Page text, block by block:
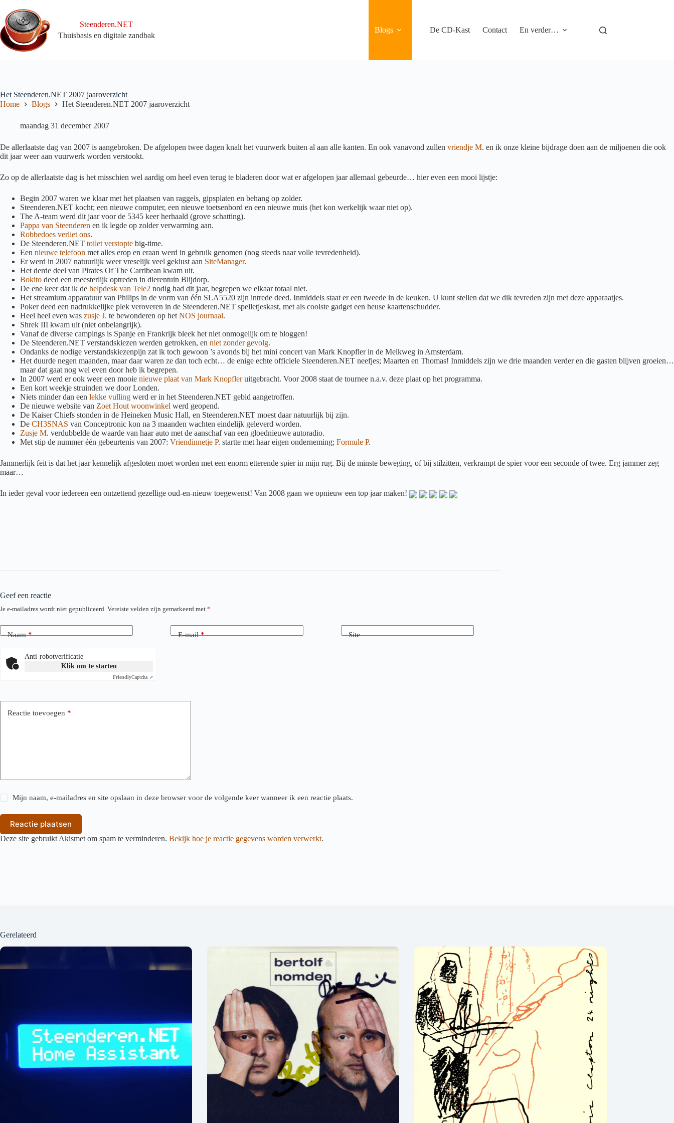
naar
de
inhoud
Steenderen.NET
Thuisbasis en digitale zandbak
Blogs De CD-Kast Contact En verder…
Het Steenderen.NET 2007 jaaroverzicht
Home
Blogs Het Steenderen.NET 2007 jaaroverzicht
maandag 31 december 2007
De allerlaatste dag van 2007 is aangebroken. De afgelopen twee dagen knalt het vuurwerk buiten al aan alle kanten. En ook vanavond zullen vriendje M. en ik onze kleine bijdrage doen aan de miljoenen die ook
dit jaar weer aan vuurwerk worden verstookt.
Zo op de allerlaatste dag is het misschien wel aardig om heel even terug te bladeren door wat er afgelopen jaar allemaal gebeurde… hier even een mooi lijstje:
Begin 2007 waren we klaar met het plaatsen van raggels, gipsplaten en behang op zolder.
Steenderen.NET kocht; een nieuwe computer, een nieuwe toetsenbord en een nieuwe muis (het kon werkelijk waar niet op).
The A-team werd dit jaar voor de 5345 keer herhaald (grove schatting).
Pappa van Steenderen en ik legde op zolder verwarming aan.
Robbedoes verliet ons.
De Steenderen.NET toilet verstopte big-time.
Een nieuwe telefoon met alles erop en eraan werd in gebruik genomen (nog steeds naar volle tevredenheid).
Er werd in 2007 natuurlijk weer vreselijk veel geklust aan SiteManager.
Het derde deel van Pirates Of The Carribean kwam uit.
Bokito deed een meesterlijk optreden in dierentuin Blijdorp.
De ene keer dat ik de helpdesk van Tele2 nodig had dit jaar, begrepen we elkaar totaal niet.
Het streamium apparatuur van Philips in de vorm van één SLA5520 zijn intrede deed. Inmiddels staat er een tweede in de keuken. U kunt stellen dat we dik tevreden zijn met deze apparaatjes.
Poker deed een nadrukkelijke plek veroveren in de Steenderen.NET spelletjeskast, met als coolste gadget een heuse kaartenschudder.
Heel heel even was zusje J. te bewonderen op het NOS journaal.
Shrek III kwam uit (niet onbelangrijk).
Vanaf de diverse campings is Spanje en Frankrijk bleek het niet onmogelijk om te bloggen!
De Steenderen.NET verstandskiezen werden getrokken, en niet zonder gevolg.
Ondanks de nodige verstandskiezenpijn zat ik toch gewoon ’s avonds bij het mini concert van Mark Knopfler in de Melkweg in Amsterdam.
Het duurde negen maanden, maar daar waren ze dan toch echt… de enige echte officiele Steenderen.NET neefjes; Maarten en Thomas! Inmiddels zijn we drie maanden verder en die gasten blijven groeien…
maar dat gaat nog wel even door heb ik begrepen.
In 2007 werd er ook weer een mooie nieuwe plaat van Mark Knopfleruitgebracht. Voor 2008 staat de tournee n.a.v. deze plaat op het programma.
Een kort weekje struinden we door Londen.
Niets minder dan een lekke vulling werd er in het Steenderen.NET gebid aangetroffen.
De nieuwe website van Zoet Hout woonwinkel werd geopend.
De Kaiser Chiefs stonden in de Heineken Music Hall, en Steenderen.NET moest daar natuurlijk bij zijn.
De CH3SNAS van Conceptronic kon na 3 maanden wachten eindelijk geleverd worden.
Zusje M. verdubbelde de waarde van haar auto met de aanschaf van een gloednieuwe autoradio.
Met stip de nummer één gebeurtenis van 2007: Vriendinnetje P. startte met haar eigen onderneming; Formule P.
Jammerlijk feit is dat het jaar kennelijk afgesloten moet worden met een enorm etterende spier in mijn rug. Bij de minste beweging, of bij stilzitten, verkrampt de spier voor een seconde of twee. Erg jammer zeg
maar…
In ieder geval voor iedereen een ontzettend gezellige oud-en-nieuw toegewenst! Van 2008 gaan we opnieuw een top jaar maken!
Geef een reactie
Je e-mailadres wordt niet gepubliceerd. Vereiste velden zijn gemarkeerd met *
Naam* E-mail* Site
Anti-robotverificatie
Klik om te starten
FriendlyCaptcha ⇗
Reactie toevoegen *
Mijn naam, e-mailadres en site opslaan in deze browser voor de volgende keer wanneer ik een reactie plaats.
Reactie plaatsen
Deze site gebruikt Akismet om spam te verminderen. Bekijk hoe je reactie gegevens worden verwerkt.
Gerelateerd